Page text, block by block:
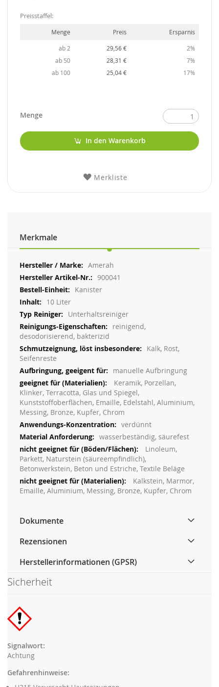
Preisstaffel:
Menge Preis Ersparnis
ab 2 29,56 €
2%
ab 50
28,31 €
7%
ab 100
25,04 € 17%
Menge
In den Warenkorb
Merkliste
Merkmale
Weitere
Informationen
Amerah
900041
Kanister
10 Liter
Unterhaltsreiniger
reinigend,
desodorisierend, bakterizid
Kalk, Rost,
Seifenreste
manuelle Aufbringung
Keramik, Porzellan,
Klinker, Terracotta, Glas und Spiegel,
Kunststoffoberflächen, Emaille, Edelstahl, Aluminium,
Messing, Bronze, Kupfer, Chrom
verdünnt
wasserbeständig, säurefest
Linoleum,
Parkett, Naturstein (säureempfindlich),
Betonwerkstein, Beton und Estriche, Textile Beläge
Kalkstein, Marmor,
Emaille, Aluminium, Messing, Bronze, Kupfer, Chrom
Dokumente
Rezensionen
Herstellerinformationen (GPSR)
Sicherheit
Signalwort:
Achtung
Gefahrenhinweise: